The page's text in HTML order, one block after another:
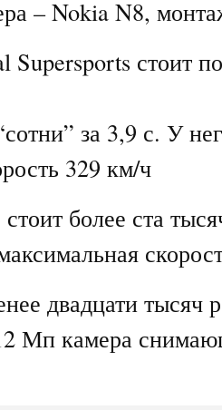
– Nokia N8,
Supersports стоит
за 3,9 с. У
329 км/ч
стоит более ста
двадцати тысяч
Мп камера